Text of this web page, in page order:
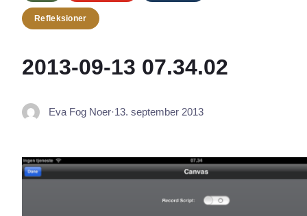
Refleksioner
2013-09-13 07.34.02
Eva Fog Noer·13. september 2013